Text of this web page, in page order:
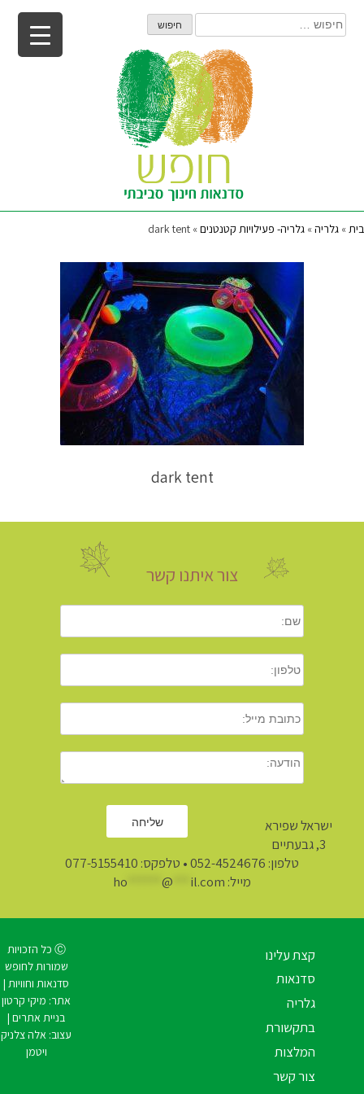
content
חיפוש:
בית» גלריה» גלריה- פעילויות קטנטנים»
dark tent
dark tent
צור איתנו קשר
ישראל שפירא
3, גבעתיים
טלפון: 052-4524676• טלפקס: 077-5155410
מייל:
ho @ il.com
קצת עלינו
סדנאות
גלריה
בתקשורת
המלצות
צור קשר
Ⓒ כל הזכויות
שמורות לחופש
סדנאות וחוויות |
אתר: מיקי קרטון
בניית אתרים |
עצוב: אלה צלניק
ויטמן